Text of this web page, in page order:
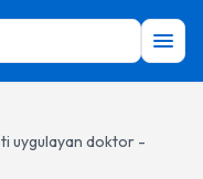
uygulayan doktor -